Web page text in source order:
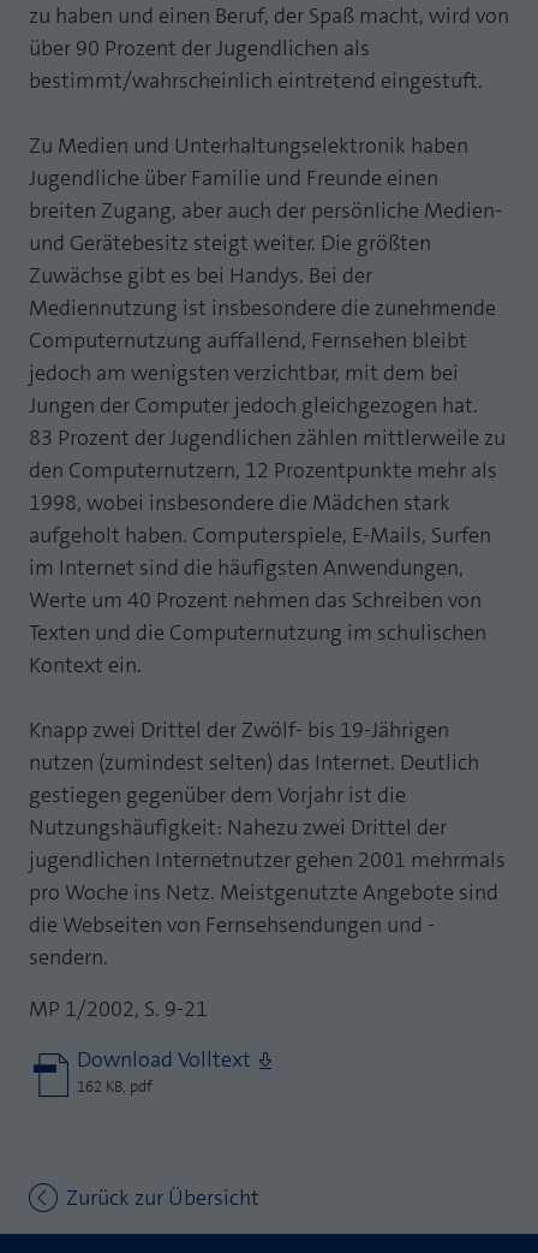
zu haben und einen Beruf, der Spaß macht, wird von
über 90 Prozent der Jugendlichen als
bestimmt/wahrscheinlich eintretend eingestuft.
Zu Medien und Unterhaltungselektronik haben
Jugendliche über Familie und Freunde einen
breiten Zugang, aber auch der persönliche Medien-
und Gerätebesitz steigt weiter. Die größten
Zuwächse gibt es bei Handys. Bei der
Mediennutzung ist insbesondere die zunehmende
Computernutzung auffallend, Fernsehen bleibt
jedoch am wenigsten verzichtbar, mit dem bei
Jungen der Computer jedoch gleichgezogen hat.
83 Prozent der Jugendlichen zählen mittlerweile zu
den Computernutzern, 12 Prozentpunkte mehr als
1998, wobei insbesondere die Mädchen stark
aufgeholt haben. Computerspiele, E-Mails, Surfen
im Internet sind die häufigsten Anwendungen,
Werte um 40 Prozent nehmen das Schreiben von
Texten und die Computernutzung im schulischen
Kontext ein.
Knapp zwei Drittel der Zwölf- bis 19-Jährigen
nutzen (zumindest selten) das Internet. Deutlich
gestiegen gegenüber dem Vorjahr ist die
Nutzungshäufigkeit: Nahezu zwei Drittel der
jugendlichen Internetnutzer gehen 2001 mehrmals
pro Woche ins Netz. Meistgenutzte Angebote sind
die Webseiten von Fernsehsendungen und -
sendern.
MP 1/2002, S. 9-21
Download Volltext
162 KB, pdf
Zurück zur Übersicht